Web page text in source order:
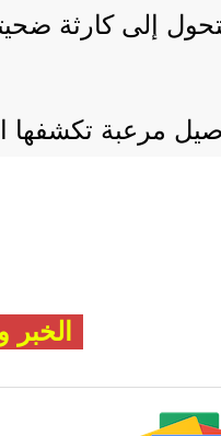
ضحيتها 10 أشخاص
مرعبة تكشفها